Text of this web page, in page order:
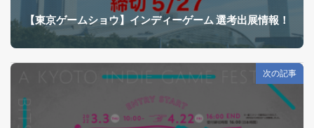
【東京ゲームショウ】インディーゲーム 選考出展情報！
次の記事